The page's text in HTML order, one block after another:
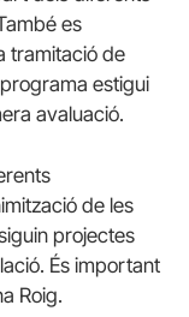
es
tramitació de
estigui
avaluació.
de les
projectes
És important
Roig.